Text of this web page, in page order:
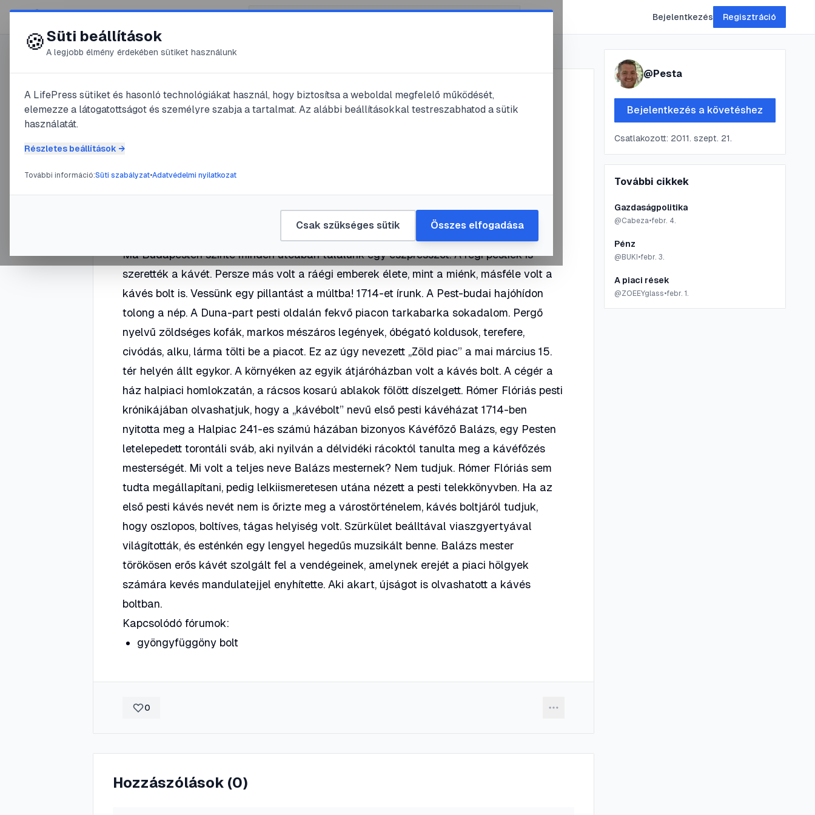
😍 LifePress Bejelentkezés Regisztráció
@Pesta
Az első kéváház Budapesten
Ma Budapesten szinte minden utcában találunk egy eszpresszót. A régi pestiek is
szerették a kávét. Persze más volt a ráégi emberek élete, mint a miénk, másféle volt a
kávés bolt is. Vessünk egy pillantást a múltba! 1714-et írunk. A Pest-budai hajóhídon
tolong a nép. A Duna-part pesti oldalán fekvő piacon tarkabarka sokadalom. Pergő
nyelvű zöldséges kofák, markos mészáros legények, óbégató koldusok, terefere,
civódás, alku, lárma tölti be a piacot. Ez az úgy nevezett „Zöld piac” a mai március 15.
tér helyén állt egykor. A környéken az egyik átjáróházban volt a kávés bolt. A cégér a
ház halpiaci homlokzatán, a rácsos kosarú ablakok fölött díszelgett. Rómer Flóriás pesti
krónikájában olvashatjuk, hogy a „kávébolt” nevű első pesti kávéházat 1714-ben
nyitotta meg a Halpiac 241-es számú házában bizonyos Kávéfőző Balázs, egy Pesten
letelepedett torontáli sváb, aki nyilván a délvidéki rácoktól tanulta meg a kávéfőzés
mesterségét. Mi volt a teljes neve Balázs mesternek? Nem tudjuk. Rómer Flóriás sem
tudta megállapítani, pedig lelkiismeretesen utána nézett a pesti telekkönyvben. Ha az
első pesti kávés nevét nem is őrizte meg a várostörténelem, kávés boltjáról tudjuk,
hogy oszlopos, boltíves, tágas helyiség volt. Szürkület beálltával viaszgyertyával
világították, és esténkén egy lengyel hegedűs muzsikált benne. Balázs mester
törökösen erős kávét szolgált fel a vendégeinek, amelynek erejét a piaci hölgyek
számára kevés mandulatejjel enyhítette. Aki akart, újságot is olvashatott a kávés
boltban.
Kapcsolódó fórumok:
gyöngyfüggöny bolt
0
Hozzászólások (0)
@Pesta
Bejelentkezés a követéshez
Csatlakozott: 2011. szept. 21.
További cikkek
Gazdaságpolitika
@Cabeza•febr. 4.
Pénz
@ BUKI •febr. 3.
A piaci rések
@ZOEEYglass•febr. 1.
🍪Süti beállítások
A legjobb élmény érdekében sütiket használunk
A LifePress sütiket és hasonló technológiákat használ, hogy biztosítsa a weboldal megfelelő működését,
elemezze a látogatottságot és személyre szabja a tartalmat. Az alábbi beállításokkal testreszabhatod a sütik
használatát.
Részletes beállítások →
További információ:Süti szabályzat•Adatvédelmi nyilatkozat
Csak szükséges sütik Összes elfogadása